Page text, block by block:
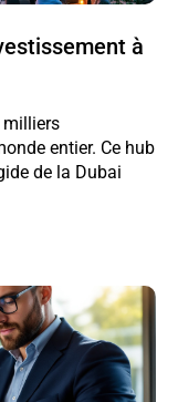
à
milliers
entier. Ce hub
de la Dubai